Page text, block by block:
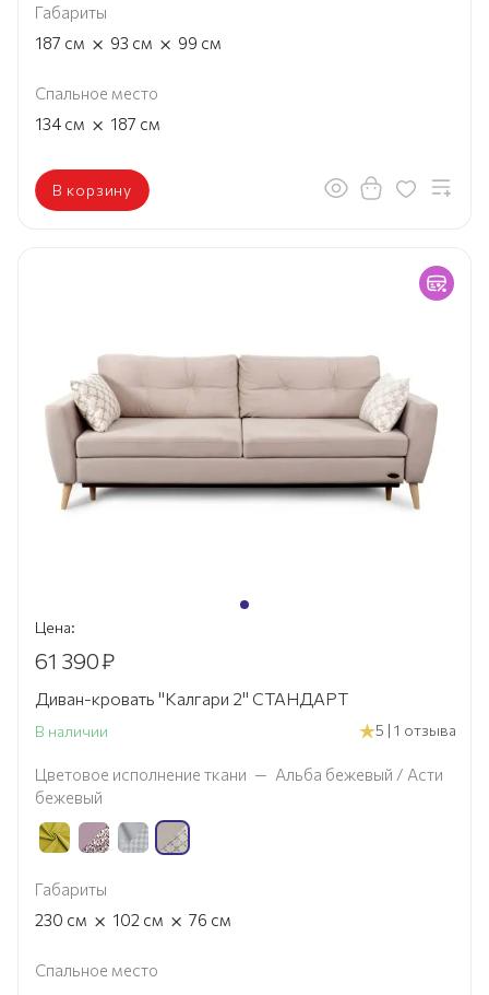
Габариты
187 см × 93 см × 99 см
Спальное место
134 см × 187 см
В корзину
Цена:
61 390₽
Диван-кровать "Калгари 2" СТАНДАРТ
В наличии 5 | 1 отзыва
Цветовое исполнение ткани — Альба бежевый / Асти
бежевый
Габариты
230 см × 102 см × 76 см
Спальное место